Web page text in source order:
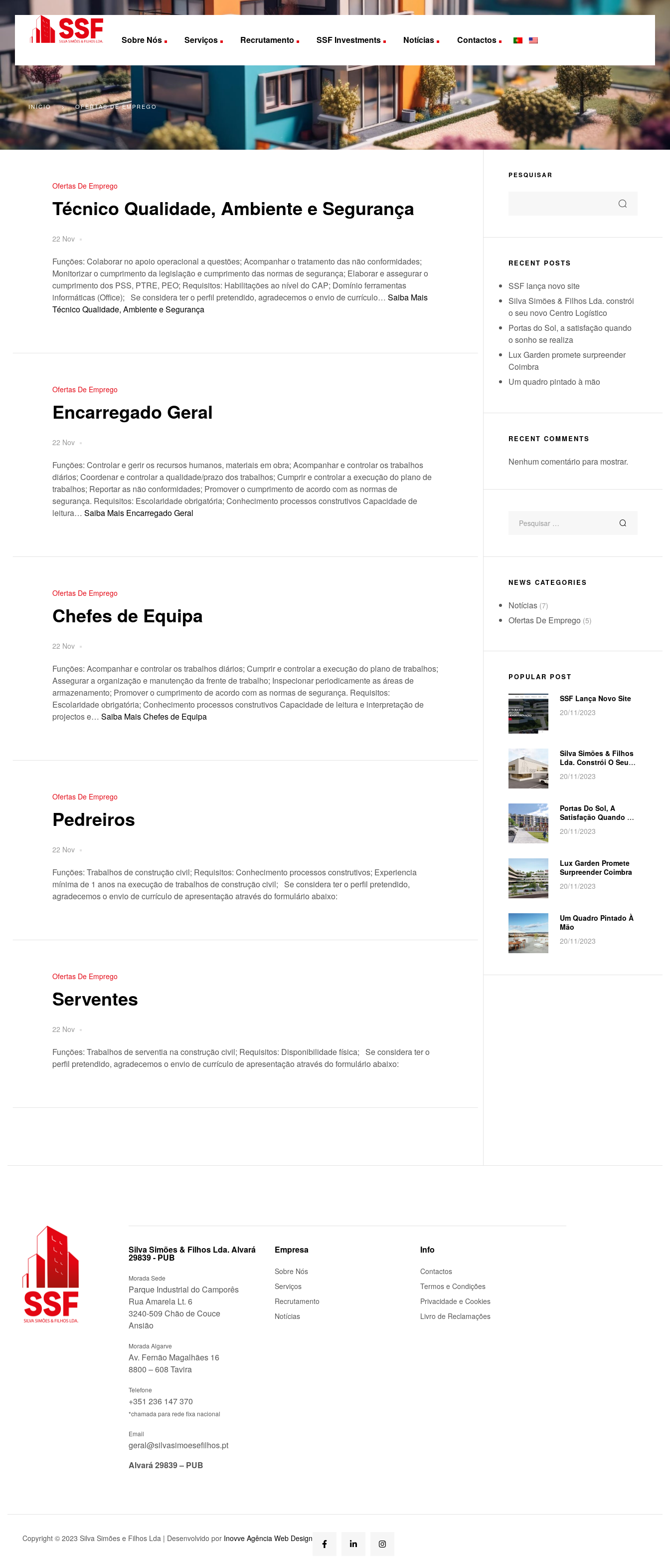
Sobre Nós Serviços Recrutamento SSF Investments Notícias Contactos
INÍCIO > OFERTAS DE EMPREGO
Ofertas De Emprego
Técnico Qualidade, Ambiente e Segurança
22 Nov
Funções: Colaborar no apoio operacional a questões; Acompanhar o tratamento das não conformidades;
Monitorizar o cumprimento da legislação e cumprimento das normas de segurança; Elaborar e assegurar o
cumprimento dos PSS, PTRE, PEO; Requisitos: Habilitações ao nível do CAP; Domínio ferramentas
informáticas (Office); Se considera ter o perfil pretendido, agradecemos o envio de currículo… Saiba Mais
Técnico Qualidade, Ambiente e Segurança
Ofertas De Emprego
Encarregado Geral
22 Nov
Funções: Controlar e gerir os recursos humanos, materiais em obra; Acompanhar e controlar os trabalhos
diários; Coordenar e controlar a qualidade/prazo dos trabalhos; Cumprir e controlar a execução do plano de
trabalhos; Reportar as não conformidades; Promover o cumprimento de acordo com as normas de
segurança. Requisitos: Escolaridade obrigatória; Conhecimento processos construtivos Capacidade de
leitura… Saiba Mais Encarregado Geral
Ofertas De Emprego
Chefes de Equipa
22 Nov
Funções: Acompanhar e controlar os trabalhos diários; Cumprir e controlar a execução do plano de trabalhos;
Assegurar a organização e manutenção da frente de trabalho; Inspecionar periodicamente as áreas de
armazenamento; Promover o cumprimento de acordo com as normas de segurança. Requisitos:
Escolaridade obrigatória; Conhecimento processos construtivos Capacidade de leitura e interpretação de
projectos e… Saiba MaisChefes de Equipa
Ofertas De Emprego
Pedreiros
22 Nov
Funções: Trabalhos de construção civil; Requisitos: Conhecimento processos construtivos; Experiencia
mínima de 1 anos na execução de trabalhos de construção civil; Se considera ter o perfil pretendido,
agradecemos o envio de currículo de apresentação através do formulário abaixo:
Ofertas De Emprego
Serventes
22 Nov
Funções: Trabalhos de serventia na construção civil; Requisitos: Disponibilidade física; Se considera ter o
perfil pretendido, agradecemos o envio de currículo de apresentação através do formulário abaixo:
PESQUISAR
RECENT POSTS
SSF lança novo site
Silva Simões & Filhos Lda. constrói
o seu novo Centro Logístico
Portas do Sol, a satisfação quando
o sonho se realiza
Lux Garden promete surpreender
Coimbra
Um quadro pintado à mão
RECENT COMMENTS
Nenhum comentário para mostrar.
NEWS CATEGORIES
Notícias (7)
Ofertas De Emprego (5)
POPULAR POST
20/11/2023
SSF Lança Novo Site
20/11/2023
Silva Simões & Filhos
Lda. Constrói O Seu
20/11/2023
Portas Do Sol, A
Satisfação Quando O
20/11/2023
Lux Garden Promete
Surpreender Coimbra
20/11/2023
Um Quadro Pintado À
Mão
Silva Simões & Filhos Lda. Alvará
29839 - PUB
Morada Sede
Parque Industrial do Camporês
Rua Amarela Lt. 6
3240-509 Chão de Couce
Ansião
Morada Algarve
Av. Fernão Magalhães 16
8800 – 608 Tavira
Telefone
+351 236 147 370
*chamada para rede fixa nacional
Email
geral@silvasimoesefilhos.pt
Alvará 29839 – PUB
Empresa
Sobre Nós
Serviços
Recrutamento
Notícias
Info
Contactos
Termos e Condições
Privacidade e Cookies
Livro de Reclamações
Copyright © 2023 Silva Simões e Filhos Lda | Desenvolvido por Inovve Agência Web Design